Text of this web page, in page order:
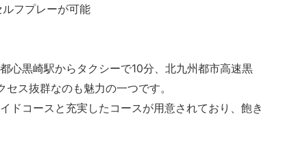
フプレーが可能
心黒崎駅からタクシーで10分、北九州都市高速黒
ス抜群なのも魅力の一つです。
ドコースと充実したコースが用意されており、飽き